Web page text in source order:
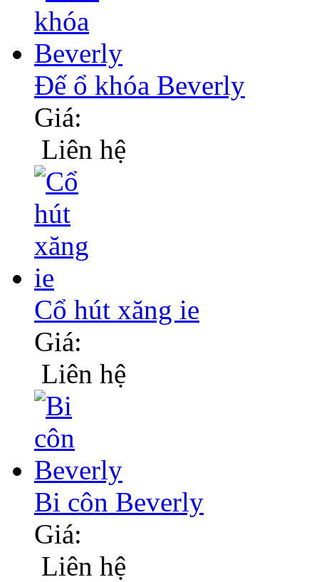
Đế ổ khóa Beverly
Giá:
Liên hệ
Cổ hút xăng ie
Giá:
Liên hệ
Bi côn Beverly
Giá:
Liên hệ